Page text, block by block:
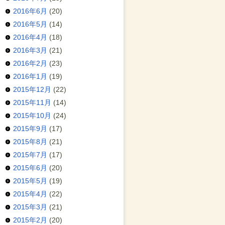
2016年6月 (20)
2016年5月 (14)
2016年4月 (18)
2016年3月 (21)
2016年2月 (23)
2016年1月 (19)
2015年12月 (22)
2015年11月 (14)
2015年10月 (24)
2015年9月 (17)
2015年8月 (21)
2015年7月 (17)
2015年6月 (20)
2015年5月 (19)
2015年4月 (22)
2015年3月 (21)
2015年2月 (20)